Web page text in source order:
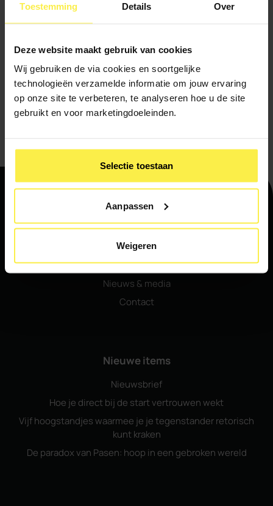
Toestemming Details Over
Deze website maakt gebruik van cookies
Wij gebruiken de via cookies en soortgelijke
technologieën verzamelde informatie om jouw ervaring
op onze site te verbeteren, te analyseren hoe u de site
gebruikt en voor marketingdoeleinden.
Selectie toestaan
Aanpassen
Weigeren
Ik meld me aan voor de nieuwsbrief
Navigatie
Home
Ons aanbod
Nieuws & media
Contact
Nieuwe items
Nieuwsbrief
Hoe je direct bij de start vertrouwen wekt
Vijf hoogstandjes waarmee je je tegenstander retorisch
kunt kraken
De paradox van Pasen: hoop in een gebroken wereld